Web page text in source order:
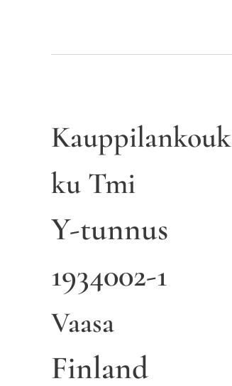
Kauppilankouk
ku Tmi
Y-tunnus
1934002-1
Vaasa
Finland